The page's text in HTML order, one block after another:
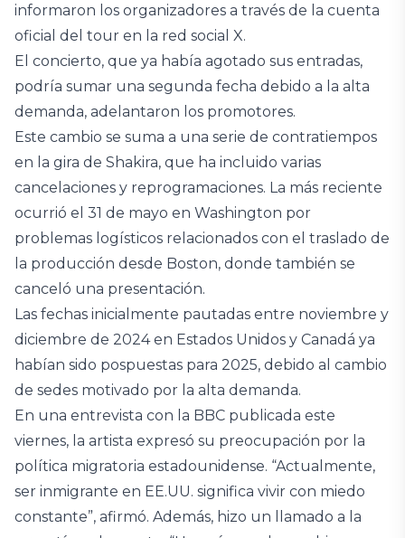
informaron los organizadores a través de la cuenta
oficial del tour en la red social X.
El concierto, que ya había agotado sus entradas,
podría sumar una segunda fecha debido a la alta
demanda, adelantaron los promotores.
Este cambio se suma a una serie de contratiempos
en la gira de Shakira, que ha incluido varias
cancelaciones y reprogramaciones. La más reciente
ocurrió el 31 de mayo en Washington por
problemas logísticos relacionados con el traslado de
la producción desde Boston, donde también se
canceló una presentación.
Las fechas inicialmente pautadas entre noviembre y
diciembre de 2024 en Estados Unidos y Canadá ya
habían sido pospuestas para 2025, debido al cambio
de sedes motivado por la alta demanda.
En una entrevista con la BBC publicada este
viernes, la artista expresó su preocupación por la
política migratoria estadounidense. “Actualmente,
ser inmigrante en EE.UU. significa vivir con miedo
constante”, afirmó. Además, hizo un llamado a la